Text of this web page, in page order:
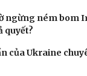
ngừng ném bom
quyết?
của Ukraine